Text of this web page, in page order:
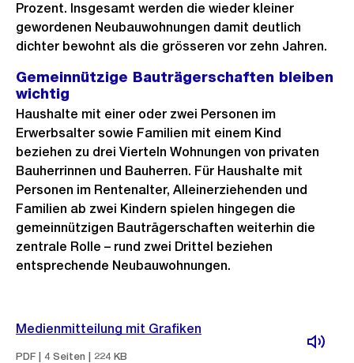
Prozent. Insgesamt werden die wieder kleiner
gewordenen Neubauwohnungen damit deutlich
dichter bewohnt als die grösseren vor zehn Jahren.
Gemeinnützige Bauträgerschaften bleiben
wichtig
Haushalte mit einer oder zwei Personen im
Erwerbsalter sowie Familien mit einem Kind
beziehen zu drei Vierteln Wohnungen von privaten
Bauherrinnen und Bauherren. Für Haushalte mit
Personen im Rentenalter, Alleinerziehenden und
Familien ab zwei Kindern spielen hingegen die
gemeinnützigen Bauträgerschaften weiterhin die
zentrale Rolle – rund zwei Drittel beziehen
entsprechende Neubauwohnungen.
Weitere
Informationen
Medienmitteilung mit Grafiken
PDF | 4 Seiten | 224 KB